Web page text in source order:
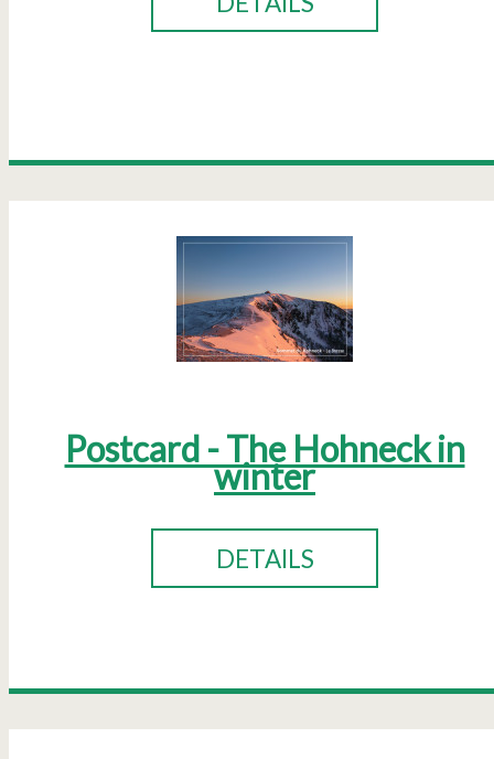
Postcard - The Hohneck in
winter
DETAILS